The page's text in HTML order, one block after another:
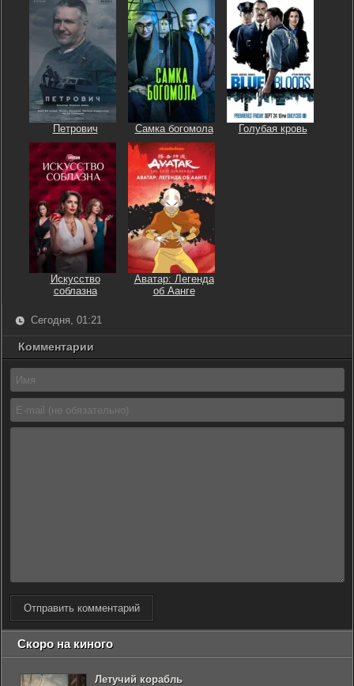
Петрович Самка богомола Голубая кровь
Искусство
соблазна
Аватар: Легенда
об Аанге
Сегодня, 01:21
Комментарии
Отправить комментарий
Скоро на киного
Летучий корабль